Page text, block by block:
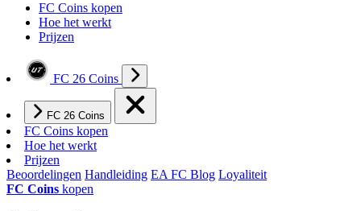
FC Coins kopen
Hoe het werkt
Prijzen
FC 26 Coins
FC 26 Coins
FC Coins kopen
Hoe het werkt
Prijzen
Beoordelingen Handleiding EA FC Blog Loyaliteit
FC Coins kopen